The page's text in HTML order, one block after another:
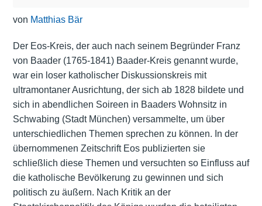
von Matthias Bär
Der Eos-Kreis, der auch nach seinem Begründer Franz
von Baader (1765-1841) Baader-Kreis genannt wurde,
war ein loser katholischer Diskussionskreis mit
ultramontaner Ausrichtung, der sich ab 1828 bildete und
sich in abendlichen Soireen in Baaders Wohnsitz in
Schwabing (Stadt München) versammelte, um über
unterschiedlichen Themen sprechen zu können. In der
übernommenen Zeitschrift Eos publizierten sie
schließlich diese Themen und versuchten so Einfluss auf
die katholische Bevölkerung zu gewinnen und sich
politisch zu äußern. Nach Kritik an der